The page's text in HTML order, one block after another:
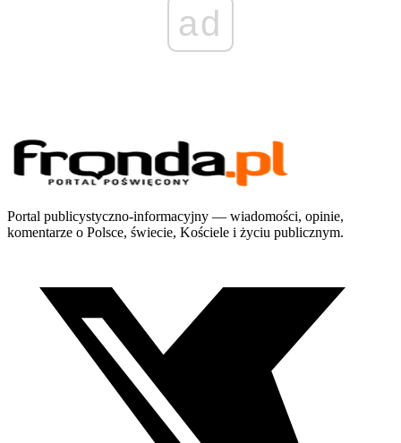
ad
Portal publicystyczno-informacyjny — wiadomości, opinie,
komentarze o Polsce, świecie, Kościele i życiu publicznym.